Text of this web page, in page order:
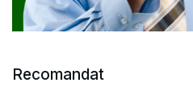
Recomandat